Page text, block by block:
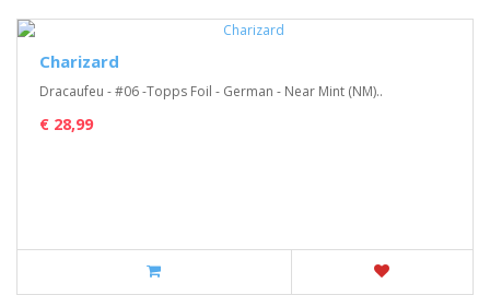
Charizard
Dracaufeu - #06 -Topps Foil - German - Near Mint (NM)..
€ 28,99